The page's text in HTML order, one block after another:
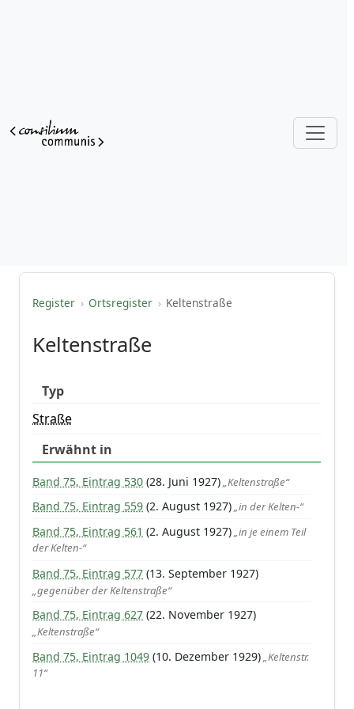
Register › Ortsregister › Keltenstraße
Keltenstraße
Typ
Straße
Erwähnt in
Band 75, Eintrag 530 (28. Juni 1927)„Keltenstraße“
Band 75, Eintrag 559 (2. August 1927)„in der Kelten-“
Band 75, Eintrag 561 (2. August 1927)„in je einem Teil
der Kelten-“
Band 75, Eintrag 577 (13. September 1927)
„gegenüber der Keltenstraße“
Band 75, Eintrag 627 (22. November 1927)
„Keltenstraße“
Band 75, Eintrag 1049 (10. Dezember 1929)„Keltenstr.
11“